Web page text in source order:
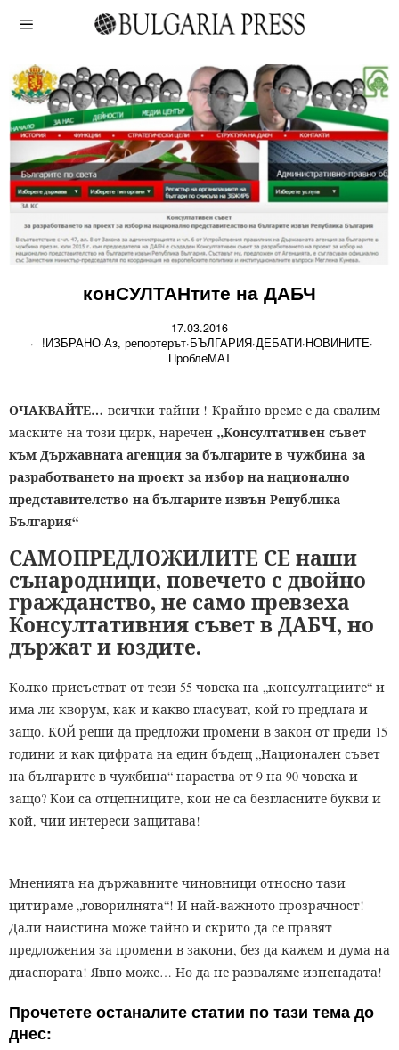
конСУЛТАНтите на ДАБЧ
17.03.2016
!ИЗБРАНО·Аз, репортерът·БЪЛГАРИЯ·ДЕБАТИ·НОВИНИТЕ·
ПроблеМАТ
ОЧАКВАЙТЕ… всички тайни ! Крайно време е да свалим
маските на този цирк, наречен „Консултативен съвет
към Държавната агенция за българите в чужбина за
разработването на проект за избор на национално
представителство на българите извън Република
България“
САМОПРЕДЛОЖИЛИТЕ СЕ наши
сънародници, повечето с двойно
гражданство, не само превзеха
Консултативния съвет в ДАБЧ, но
държат и юздите.
Колко присъстват от тези 55 човека на „консултациите“ и
има ли кворум, как и какво гласуват, кой го предлага и
защо. КОЙ реши да предложи промени в закон от преди 15
години и как цифрата на един бъдещ „Национален съвет
на българите в чужбина“ нараства от 9 на 90 човека и
защо? Кои са отцепниците, кои не са безгласните букви и
кой, чии интереси защитава!
Мненията на държавните чиновници относно тази
цитираме „говорилнята“! И най-важното прозрачност!
Дали наистина може тайно и скрито да се правят
предложения за промени в закони, без да кажем и дума на
диаспората! Явно може… Но да не разваляме изненадата!
Прочетете останалите статии по тази тема до
днес: